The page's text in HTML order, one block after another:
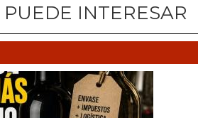
INTERESAR